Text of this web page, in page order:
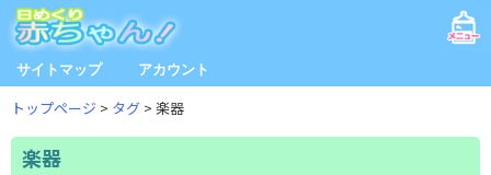
サイトマップ アカウント
トップページ タグ 楽器
楽器